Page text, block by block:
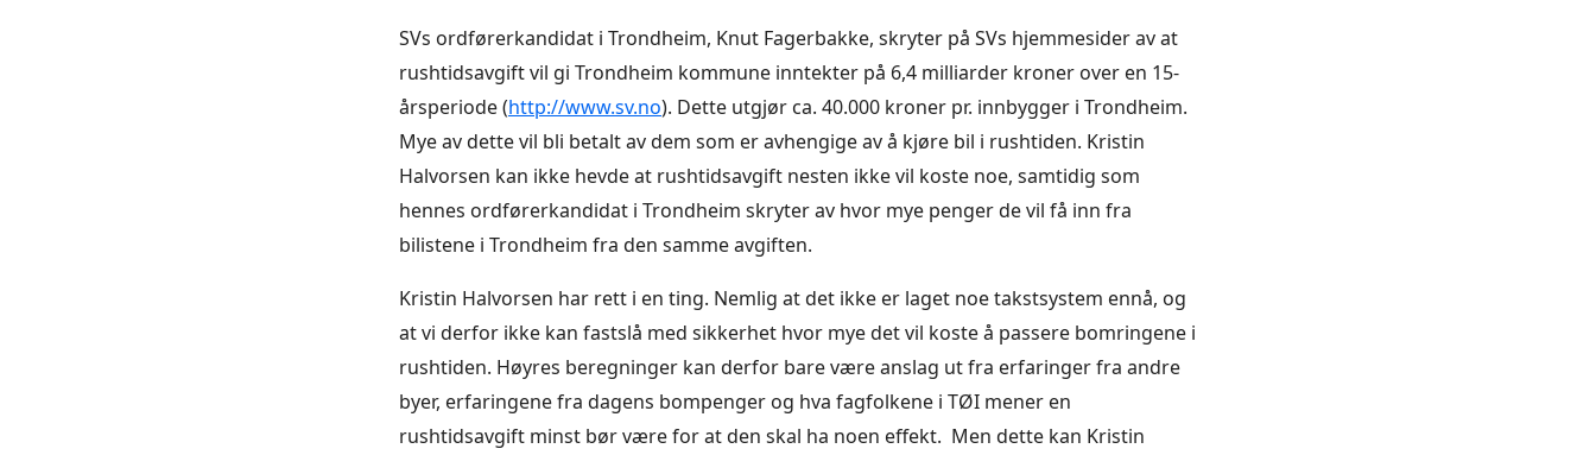
SVs ordførerkandidat i Trondheim, Knut Fagerbakke, skryter på SVs hjemmesider av at
rushtidsavgift vil gi Trondheim kommune inntekter på 6,4 milliarder kroner over en 15-
årsperiode (http://www.sv.no). Dette utgjør ca. 40.000 kroner pr. innbygger i Trondheim.
Mye av dette vil bli betalt av dem som er avhengige av å kjøre bil i rushtiden. Kristin
Halvorsen kan ikke hevde at rushtidsavgift nesten ikke vil koste noe, samtidig som
hennes ordførerkandidat i Trondheim skryter av hvor mye penger de vil få inn fra
bilistene i Trondheim fra den samme avgiften.
Kristin Halvorsen har rett i en ting. Nemlig at det ikke er laget noe takstsystem ennå, og
at vi derfor ikke kan fastslå med sikkerhet hvor mye det vil koste å passere bomringene i
rushtiden. Høyres beregninger kan derfor bare være anslag ut fra erfaringer fra andre
byer, erfaringene fra dagens bompenger og hva fagfolkene i TØI mener en
rushtidsavgift minst bør være for at den skal ha noen effekt. Men dette kan Kristin